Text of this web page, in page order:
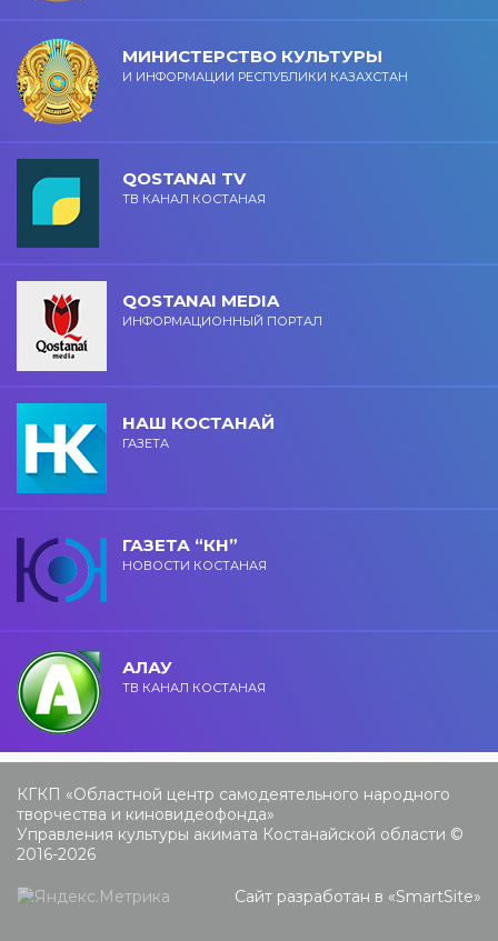
МИНИСТЕРСТВО КУЛЬТУРЫ
И ИНФОРМАЦИИ РЕСПУБЛИКИ КАЗАХСТАН
QOSTANAI TV
ТВ КАНАЛ КОСТАНАЯ
QOSTANAI MEDIA
ИНФОРМАЦИОННЫЙ ПОРТАЛ
НАШ КОСТАНАЙ
ГАЗЕТА
ГАЗЕТА “КН”
НОВОСТИ КОСТАНАЯ
АЛАУ
ТВ КАНАЛ КОСТАНАЯ
КГКП «Областной центр самодеятельного народного
творчества и киновидеофонда»
Управления культуры акимата Костанайской области ©
2016-2026
Сайт разработан в «SmartSite»